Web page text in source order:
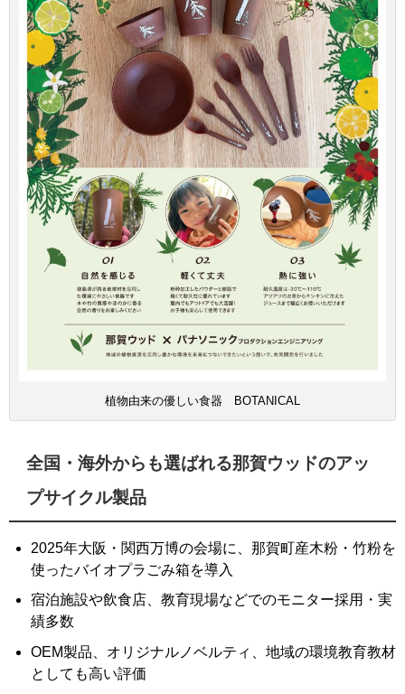
植物由来の優しい食器 BOTANICAL
全国・海外からも選ばれる那賀ウッドのアッ
プサイクル製品
2025年大阪・関西万博の会場に、那賀町産木粉・竹粉を
使ったバイオプラごみ箱を導入
宿泊施設や飲食店、教育現場などでのモニター採用・実
績多数
OEM製品、オリジナルノベルティ、地域の環境教育教材
としても高い評価